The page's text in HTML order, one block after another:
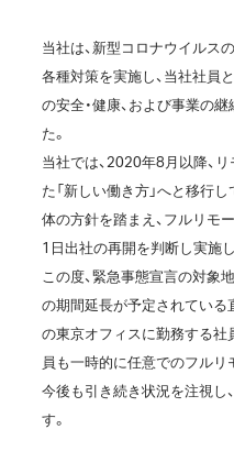
当社は、新型コロナウイルス
各種対策を実施し、当社社員
の安全・健康、および事業の
た。
当社では、2020年8月以降、
た「新しい働き方」へと移行
体の方針を踏まえ、フルリモ
1日出社の再開を判断し実施
この度、緊急事態宣言の対象
の期間延長が予定されている
の東京オフィスに勤務する社
員も一時的に任意でのフルリ
今後も引き続き状況を注視し
す。